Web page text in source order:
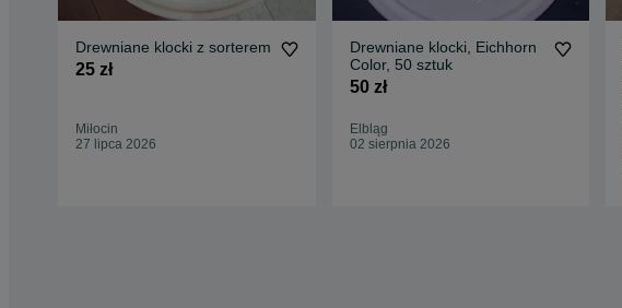
Drewniane klocki z sorterem
25 zł
Miłocin
27 lipca 2026
Drewniane klocki, Eichhorn
Color, 50 sztuk
50 zł
Elbląg
02 sierpnia 2026